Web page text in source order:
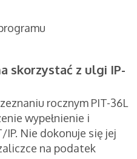
skorzystać z ulgi IP-
rocznym PIT-36L
wypełnienie i
IP. Nie dokonuje się jej
na podatek